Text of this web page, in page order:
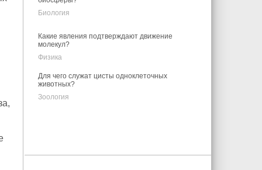
Биология
Какие явления подтверждают движение
молекул?
Физика
Для чего служат цисты одноклеточных
животных?
Зоология